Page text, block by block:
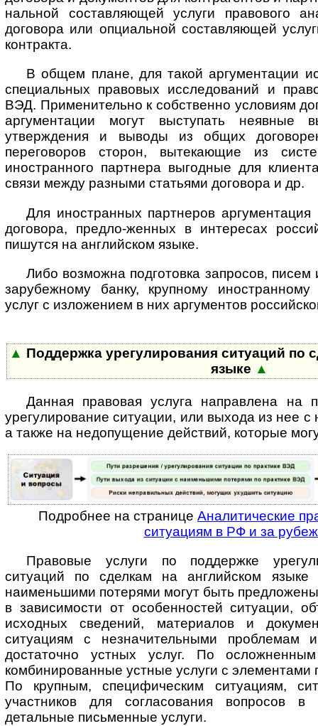
наль­ной составляющей услуги правового
договора или опциальной со­став­ля­ю­щей
контракта.
В общем плане, для такой аргументации
специальных правовых исследований и
ВЭД. Применительно к собственно условиям
аргументации могут выступать неявные
утверждения и выводы из общих
переговоров сторон, вытекающие из
иностранного партнера выгодные для
связи между разными статьями договора и др.
Для иностранных партнеров
договора, предло-женных в интересах
пишутся на английском языке.
Либо возможна подготовка запросов, писем
зарубежному банку, крупному
услуг с изложением в них аргументов
▲ Поддержка урегулирования ситуаций по
языке ▲
Данная правовая услуга направлена на
урегулирование ситуации, или выхода из нее
а также на недопущение действий, которые
Подробнее на странице Аналитические
ситуациям в РФ и за
Правовые услуги по поддержке
ситуаций по сделкам на английском
наименьшими потерями могут быть
в зависимости от особенностей ситуации,
исходных сведений, материалов и
ситуациям с незначительными проблемам
достаточно устных услуг. По
комбинированные устные услуги с элементами
По крупным, специфическим ситуациям,
участников для согласования вопросов в
детальные письменные услуги.